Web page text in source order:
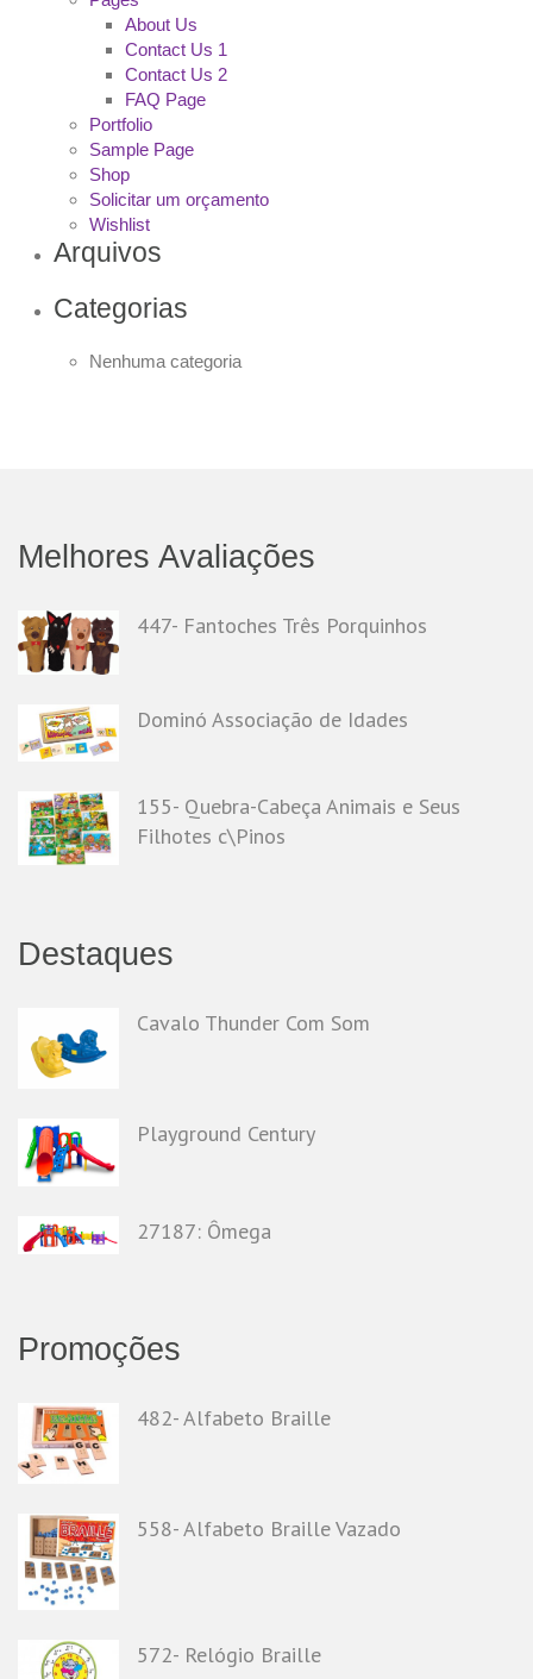
About Us
Contact Us 1
Contact Us 2
FAQ Page
Portfolio
Sample Page
Shop
Solicitar um orçamento
Wishlist
Arquivos
Categorias
Nenhuma categoria
Melhores Avaliações
447- Fantoches Três Porquinhos
Dominó Associação de Idades
155- Quebra-Cabeça Animais e Seus
Filhotes c\Pinos
Destaques
Cavalo Thunder Com Som
Playground Century
27187: Ômega
Promoções
482- Alfabeto Braille
558- Alfabeto Braille Vazado
572- Relógio Braille